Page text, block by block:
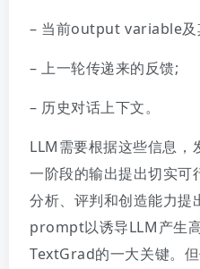
– 当前output variable
– 上一轮传递来的反馈;
– 历史对话上下文。
LLM需要根据这些信息，
一阶段的输出提出切实可
分析、评判和创造能力提
prompt以诱导LLM产生
TextGrad的一大关键。